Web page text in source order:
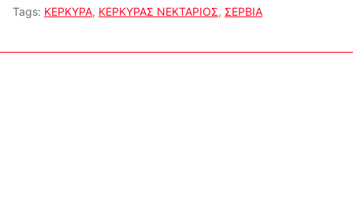
Tags: ΚΕΡΚΥΡΑ, ΚΕΡΚΥΡΑΣ ΝΕΚΤΑΡΙΟΣ, ΣΕΡΒΙΑ